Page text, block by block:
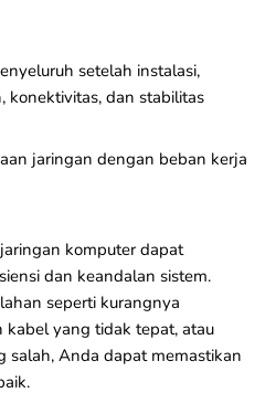
setelah instalasi,
konektivitas, dan stabilitas
jaringan dengan beban kerja
komputer dapat
dan keandalan sistem.
seperti kurangnya
kabel yang tidak tepat, atau
salah, Anda dapat memastikan